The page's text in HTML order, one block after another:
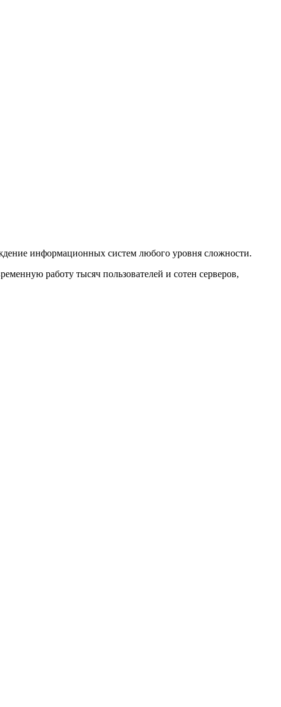
информационных систем любого уровня сложности.
работу тысяч пользователей и сотен серверов,